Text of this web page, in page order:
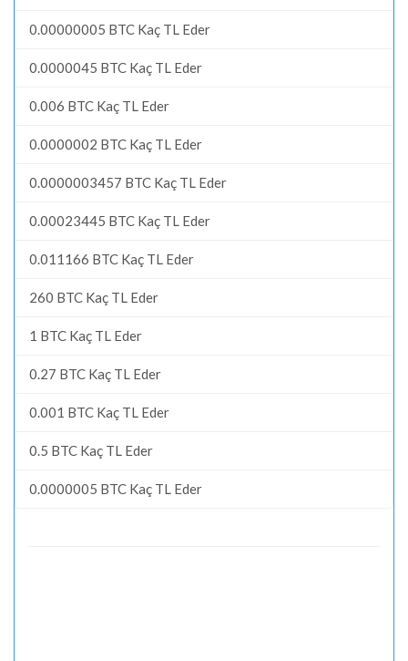
0.00000005 BTC Kaç TL Eder
0.0000045 BTC Kaç TL Eder
0.006 BTC Kaç TL Eder
0.0000002 BTC Kaç TL Eder
0.0000003457 BTC Kaç TL Eder
0.00023445 BTC Kaç TL Eder
0.011166 BTC Kaç TL Eder
260 BTC Kaç TL Eder
1 BTC Kaç TL Eder
0.27 BTC Kaç TL Eder
0.001 BTC Kaç TL Eder
0.5 BTC Kaç TL Eder
0.0000005 BTC Kaç TL Eder